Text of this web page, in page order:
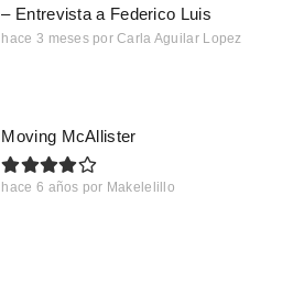
– Entrevista a Federico Luis
hace 3 meses por Carla Aguilar Lopez
Moving McAllister
hace 6 años por Makelelillo